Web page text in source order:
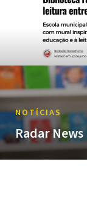
NOTÍCIAS
Radar News